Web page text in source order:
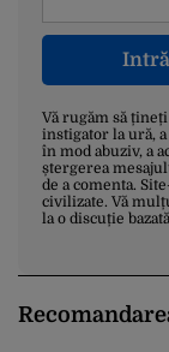
Vă rugăm să
instigator la ură,
în mod abuziv, a
ștergerea
de a comenta.
civilizate. Vă
la o discuție